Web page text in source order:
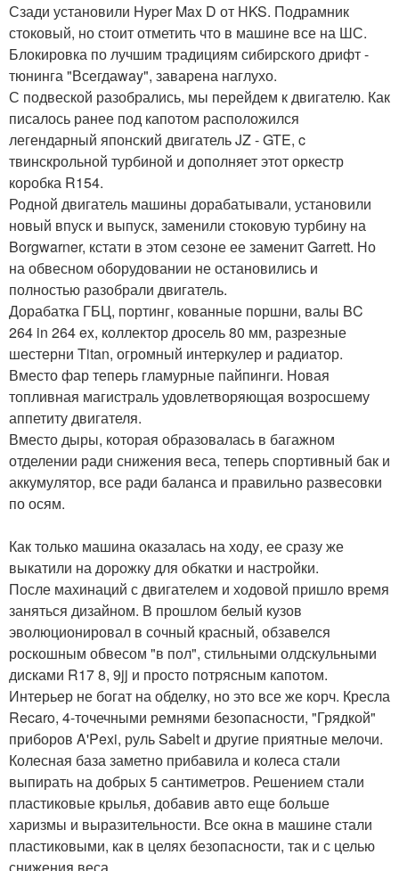
Сзади установили Hyper Max D от HKS. Подрамник
стоковый, но стоит отметить что в машине все на ШС.
Блокировка по лучшим традициям сибирского дрифт -
тюнинга "Всегдаway", заварена наглухо.
С подвеской разобрались, мы перейдем к двигателю. Как
писалось ранее под капотом расположился
легендарный японский двигатель JZ - GTE, c
твинскрольной турбиной и дополняет этот оркестр
коробка R154.
Родной двигатель машины дорабатывали, установили
новый впуск и выпуск, заменили стоковую турбину на
Borgwarner, кстати в этом сезоне ее заменит Garrett. Но
на обвесном оборудовании не остановились и
полностью разобрали двигатель.
Дорабатка ГБЦ, портинг, кованные поршни, валы BC
264 in 264 ex, коллектор дросель 80 мм, разрезные
шестерни Titan, огромный интеркулер и радиатор.
Вместо фар теперь гламурные пайпинги. Новая
топливная магистраль удовлетворяющая возросшему
аппетиту двигателя.
Вместо дыры, которая образовалась в багажном
отделении ради снижения веса, теперь спортивный бак и
аккумулятор, все ради баланса и правильно развесовки
по осям.
Как только машина оказалась на ходу, ее сразу же
выкатили на дорожку для обкатки и настройки.
После махинаций с двигателем и ходовой пришло время
заняться дизайном. В прошлом белый кузов
эволюционировал в сочный красный, обзавелся
роскошным обвесом "в пол", стильными олдскульными
дисками R17 8, 9jj и просто потрясным капотом.
Интерьер не богат на обделку, но это все же корч. Кресла
Recaro, 4-точечными ремнями безопасности, "Грядкой"
приборов A'Pexi, руль Sabelt и другие приятные мелочи.
Колесная база заметно прибавила и колеса стали
выпирать на добрых 5 сантиметров. Решением стали
пластиковые крылья, добавив авто еще больше
харизмы и выразительности. Все окна в машине стали
пластиковыми, как в целях безопасности, так и с целью